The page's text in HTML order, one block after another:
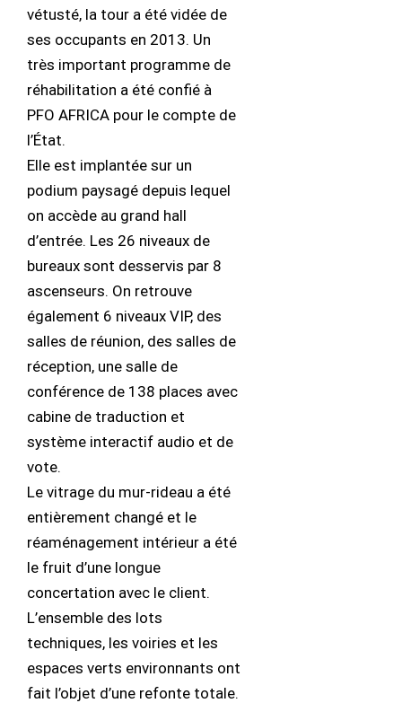
vétusté, la tour a été vidée de
ses occupants en 2013. Un
très important programme de
réhabilitation a été confié à
PFO AFRICA pour le compte de
l’État.
Elle est implantée sur un
podium paysagé depuis lequel
on accède au grand hall
d’entrée. Les 26 niveaux de
bureaux sont desservis par 8
ascenseurs. On retrouve
également 6 niveaux VIP, des
salles de réunion, des salles de
réception, une salle de
conférence de 138 places avec
cabine de traduction et
système interactif audio et de
vote.
Le vitrage du mur-rideau a été
entièrement changé et le
réaménagement intérieur a été
le fruit d’une longue
concertation avec le client.
L’ensemble des lots
techniques, les voiries et les
espaces verts environnants ont
fait l’objet d’une refonte totale.